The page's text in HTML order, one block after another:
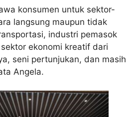
konsumen untuk sektor-
langsung maupun tidak
industri pemasok
ekonomi kreatif dari
seni pertunjukan, dan masih
Angela.